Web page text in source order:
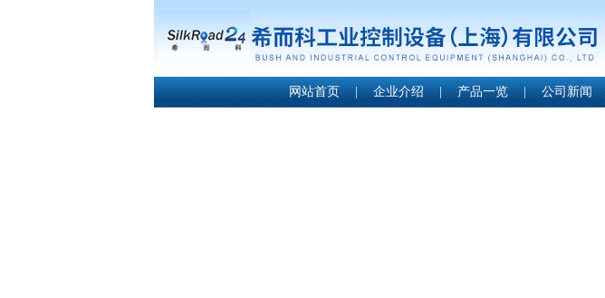
网站首页 | 企业介绍 | 产品一览 | 公司新闻